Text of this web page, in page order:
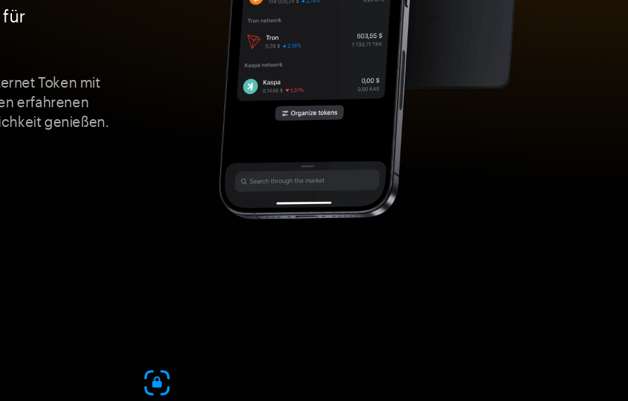
für
Token mit
erfahrenen
genießen.